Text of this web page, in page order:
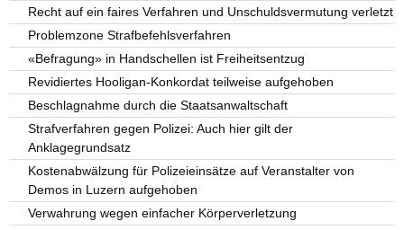
Recht auf ein faires Verfahren und Unschuldsvermutung verletzt
Problemzone Strafbefehlsverfahren
«Befragung» in Handschellen ist Freiheitsentzug
Revidiertes Hooligan-Konkordat teilweise aufgehoben
Beschlagnahme durch die Staatsanwaltschaft
Strafverfahren gegen Polizei: Auch hier gilt der
Anklagegrundsatz
Kostenabwälzung für Polizeieinsätze auf Veranstalter von
Demos in Luzern aufgehoben
Verwahrung wegen einfacher Körperverletzung